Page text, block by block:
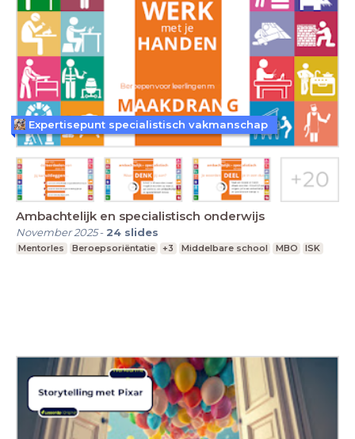
Ambachtelijk en specialistisch onderwijs
November 2025- 24 slides
Mentorles Beroepsoriëntatie +3 Middelbare school MBO ISK
Expertisepunt specialistisch vakmanschap